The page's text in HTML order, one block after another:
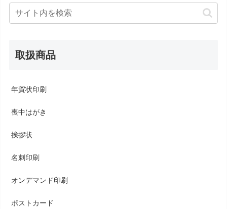
取扱商品
年賀状印刷
喪中はがき
挨拶状
名刺印刷
オンデマンド印刷
ポストカード